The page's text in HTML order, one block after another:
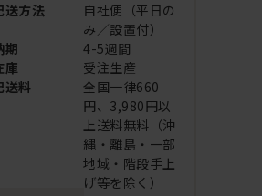
送方法
自社便（平日の
み／設置付）
期
4-5週間
庫
受注生産
送料
全国一律660
円、3,980円以
上送料無料（沖
縄・離島・一部
地域・階段手上
げ等を除く）